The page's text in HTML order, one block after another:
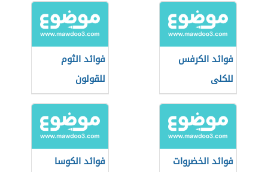
فوائد الكرفس
للكلى
فوائد الثوم
للقولون
فوائد الخضروات
فوائد الكوسا